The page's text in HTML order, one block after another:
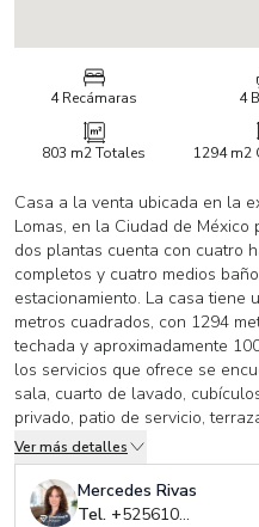
4 Recámaras 4
803 m2Totales 1294 m2
Casa a la venta ubicada en la
Lomas, en la Ciudad de
dos plantas cuenta con cuatro
completos y cuatro medios
estacionamiento. La casa tiene
metros cuadrados, con 1294
techada y aproximadamente
los servicios que ofrece se
sala, cuarto de lavado,
privado, patio de servicio,
muy buena luz natural. Con
escuelas se ubica a una
remodelar y dejarla espectacular.
Ver más detalles
Mercedes Rivas
Tel. +525610754419